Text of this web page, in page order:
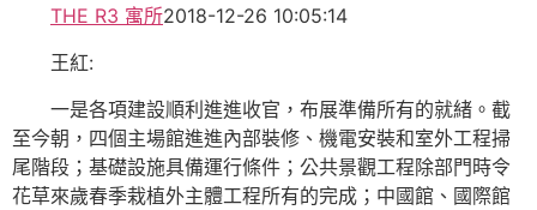
THE R3 寓所2018-12-26 10:05:14
王紅:
一是各項建設順利進進收官，布展準備所有的就緒。截
至今朝，四個主場館進進內部裝修、機電安裝和室外工程掃
尾階段；基礎設施具備運行條件；公共景觀工程除部門時令
花草來歲春季栽植外主體工程所有的完成；中國館、國際館